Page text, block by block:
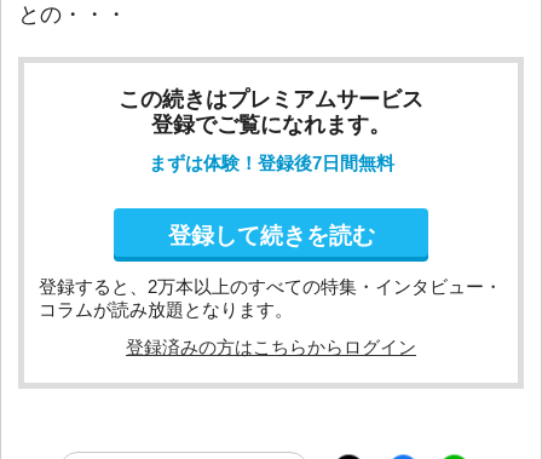
との・・・
この続きはプレミアムサービス
登録でご覧になれます。
まずは体験！登録後7日間無料
登録して続きを読む
登録すると、2万本以上のすべての特集・インタビュー・
コラムが読み放題となります。
登録済みの方はこちらからログイン